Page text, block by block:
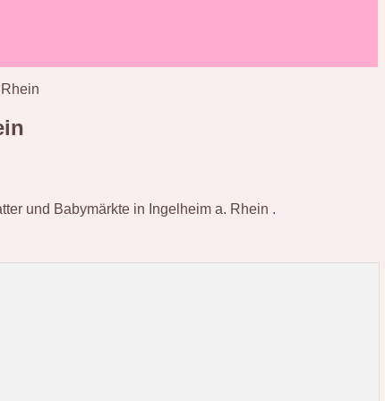
und Babymärkte in Ingelheim a. Rhein .